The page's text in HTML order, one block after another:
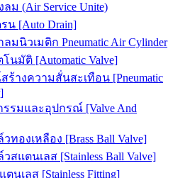
ม (Air Service Unite)
น [Auto Drain]
มนิวเมติก Pneumatic Air Cylinder
นมัติ [Automatic Valve]
ร้างความสั่นสะเทือน [Pneumatic
รมและอุปกรณ์ [Valve And
ทองเหลือง [Brass Ball Valve]
สแตนเลส [Stainless Ball Valve]
นเลส [Stainless Fitting]